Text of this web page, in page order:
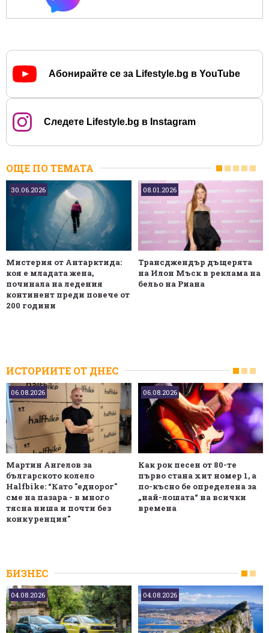
Абонирайте се за Lifestyle.bg в YouTube
Следете Lifestyle.bg в Instagram
ОЩЕ ПО ТЕМАТА
30.06.2026
Мистерия от Антарктида:
коя е младата жена,
починала на ледения
континент преди повече от
200 години
08.01.2026
Трансджендър дъщерята
на Илон Мъск в реклама на
бельо на Риана
ИСТОРИИТЕ ОТ ДНЕС
06.08.2026
Мартин Ангелов за
българското колело
Halfbike: “Като "еднорог"
сме на пазара - в много
тясна ниша и почти без
конкуренция"
06.08.2026
Как рок песен от 80-те
първо стана хит номер 1, а
по-късно бе определена за
„най-лошата“ на всички
времена
БИЗНЕС
04.08.2026 04.08.2026